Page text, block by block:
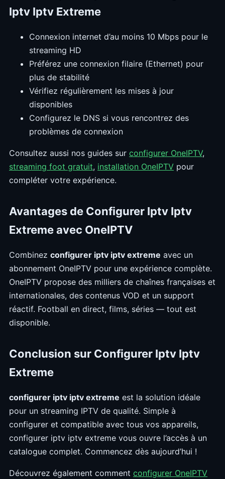
Iptv Iptv Extreme
Connexion internet d’au moins 10 Mbps pour le
streaming HD
Préférez une connexion filaire (Ethernet) pour
plus de stabilité
Vérifiez régulièrement les mises à jour
disponibles
Configurez le DNS si vous rencontrez des
problèmes de connexion
Consultez aussi nos guides sur configurer OneIPTV,
streaming foot gratuit, installation OneIPTV pour
compléter votre expérience.
Avantages de Configurer Iptv Iptv
Extreme avec OneIPTV
Combinez configurer iptv iptv extreme avec un
abonnement OneIPTV pour une expérience complète.
OneIPTV propose des milliers de chaînes françaises et
internationales, des contenus VOD et un support
réactif. Football en direct, films, séries — tout est
disponible.
Conclusion sur Configurer Iptv Iptv
Extreme
configurer iptv iptv extreme est la solution idéale
pour un streaming IPTV de qualité. Simple à
configurer et compatible avec tous vos appareils,
configurer iptv iptv extreme vous ouvre l’accès à un
catalogue complet. Commencez dès aujourd’hui !
Découvrez également comment configurer OneIPTV